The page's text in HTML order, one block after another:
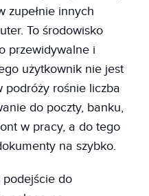
zupełnie innych
To środowisko
przewidywalne i
użytkownik nie jest
podróży rośnie liczba
do poczty, banku,
w pracy, a do tego
na szybko.
podejście do